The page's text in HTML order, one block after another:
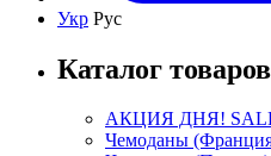
Укр Рус
Каталог товаров
АКЦИЯ ДНЯ!
Чемоданы